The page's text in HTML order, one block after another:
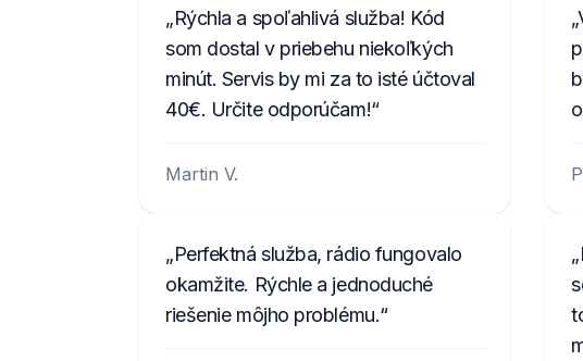
Rýchla a spoľahlivá služba! Kód
som dostal v priebehu niekoľkých
minút. Servis by mi za to isté účtoval
40€. Určite odporúčam!
Martin V.
Perfektná služba, rádio fungovalo
okamžite. Rýchle a jednoduché
riešenie môjho problému.